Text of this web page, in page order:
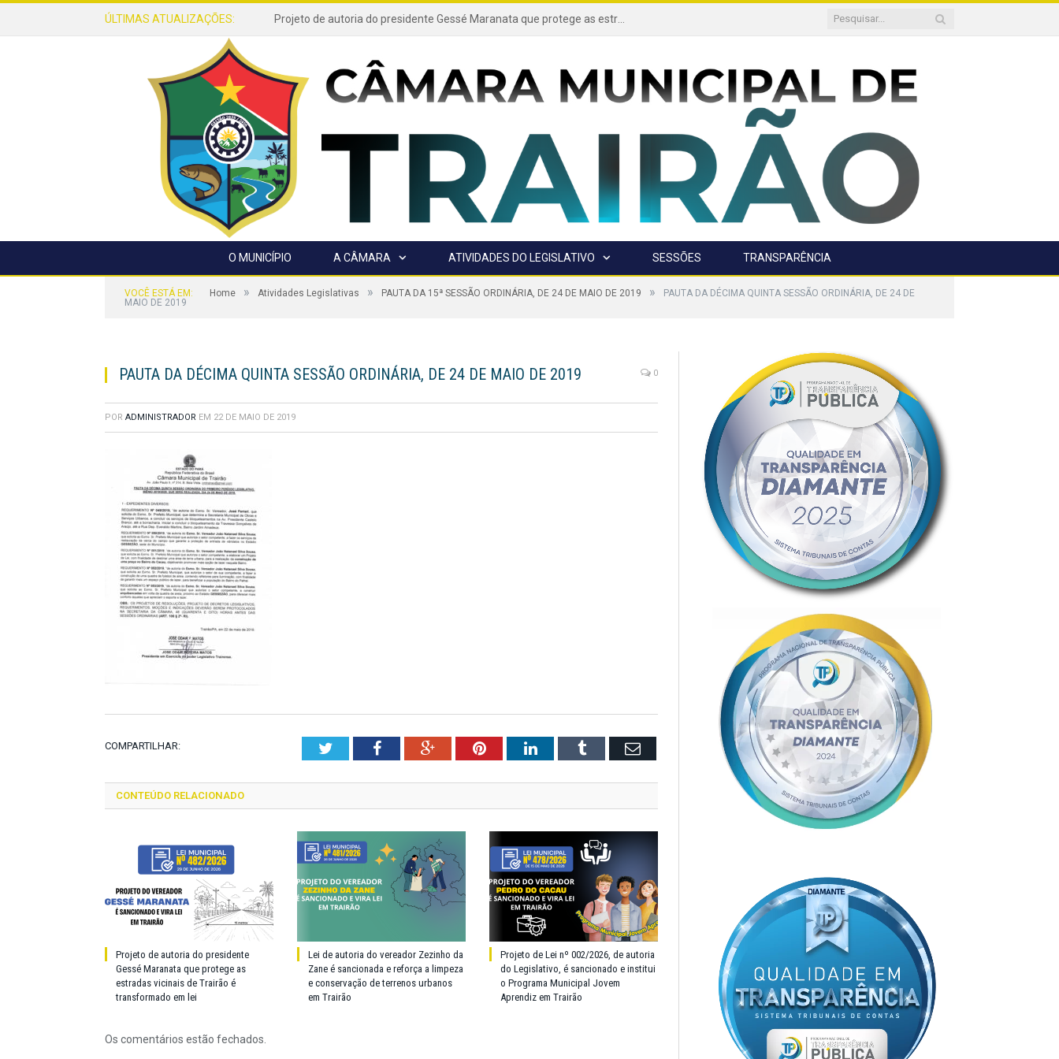
ÚLTIMAS ATUALIZAÇÕES: Projeto de autoria do presidente Gessé Maranata que protege as estradas vicinais de Trairão é transformado em lei
O MUNICÍPIO A CÂMARA ATIVIDADES DO LEGISLATIVO SESSÕES TRANSPARÊNCIA
VOCÊ ESTÁ EM: Home » Atividades Legislativas » PAUTA DA 15ª SESSÃO ORDINÁRIA, DE 24 DE MAIO DE 2019 »
PAUTA DA DÉCIMA QUINTA SESSÃO ORDINÁRIA, DE 24 DE
MAIO DE 2019
PAUTA DA DÉCIMA QUINTA SESSÃO ORDINÁRIA, DE 24 DE MAIO DE 2019 0
POR ADMINISTRADOR EM 22 DE MAIO DE 2019
COMPARTILHAR: TwitterFacebookGoogle+PinterestLinkedInTumblr Email
CONTEÚDO RELACIONADO
Projeto de autoria do presidente
Gessé Maranata que protege as
estradas vicinais de Trairão é
transformado em lei
Lei de autoria do vereador Zezinho da
Zane é sancionada e reforça a limpeza
e conservação de terrenos urbanos
em Trairão
Projeto de Lei nº 002/2026, de autoria
do Legislativo, é sancionado e institui
o Programa Municipal Jovem
Aprendiz em Trairão
Os comentários estão fechados.